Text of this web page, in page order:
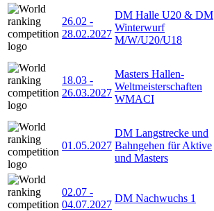
26.02 -
28.02.2027
DM Halle U20 & DM
Winterwurf
M/W/U20/U18
18.03 -
26.03.2027
Masters Hallen-
Weltmeisterschaften
WMACI
01.05.2027
DM Langstrecke und
Bahngehen für Aktive
und Masters
02.07 -
04.07.2027
DM Nachwuchs 1